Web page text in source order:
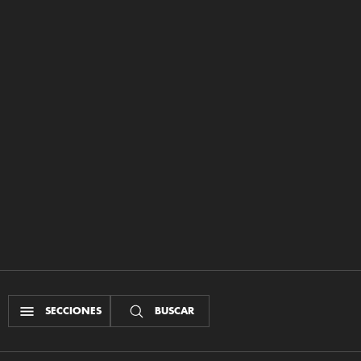
SECCIONES BUSCAR